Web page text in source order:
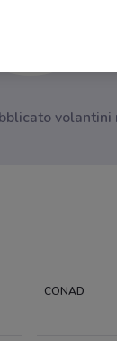
CONAD